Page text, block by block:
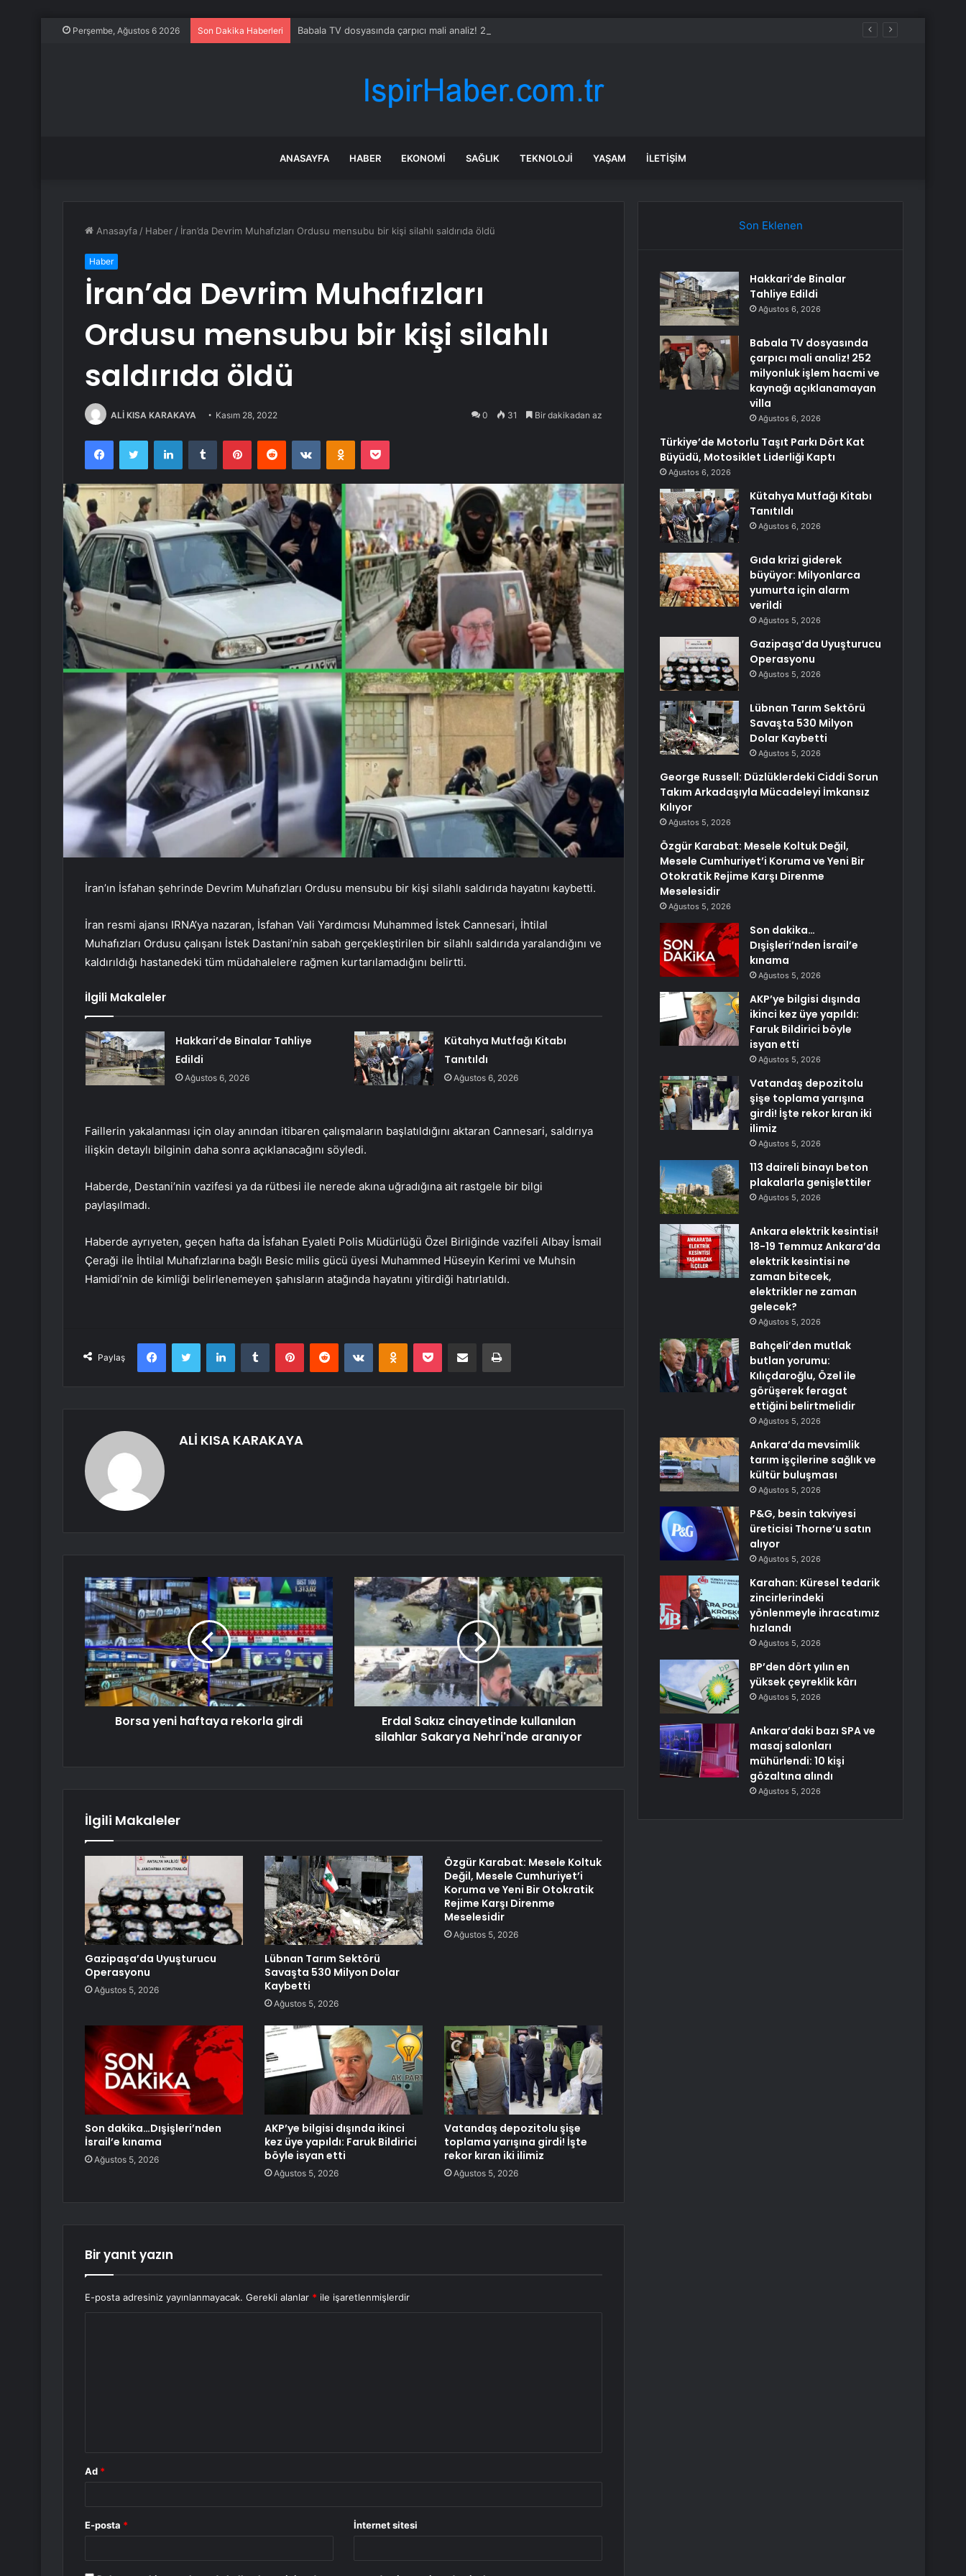
Perşembe, Ağustos 6 2026 Son Dakika Haberleri Babala TV dosyasında çarpıcı mali analiz! 252 milyonluk işlem hacmi ve kaynağı açıklanamayan villa
ANASAYFA HABER EKONOMI SAĞLIK TEKNOLOJI YAŞAM İLETIŞIM
Anasayfa / Haber / İran’da Devrim Muhafızları Ordusu mensubu bir kişi silahlı saldırıda öldü
Haber
İran’da Devrim Muhafızları
Ordusu mensubu bir kişi silahlı
saldırıda öldü
ALİ KISA KARAKAYA Kasım 28, 2022 0 31 Bir dakikadan az
FacebookTwitter LinkedInTumblr PinterestReddit VKontakteOdnoklassniki
Pocket
İran’ın İsfahan şehrinde Devrim Muhafızları Ordusu mensubu bir kişi silahlı saldırıda hayatını kaybetti.
İran resmi ajansı IRNA’ya nazaran, İsfahan Vali Yardımcısı Muhammed İstek Cannesari, İhtilal
Muhafızları Ordusu çalışanı İstek Dastani’nin sabah gerçekleştirilen bir silahlı saldırıda yaralandığını ve
kaldırıldığı hastanedeki tüm müdahalelere rağmen kurtarılamadığını belirtti.
İlgili Makaleler
Hakkari’de Binalar Tahliye
Edildi
Ağustos 6, 2026
Kütahya Mutfağı Kitabı
Tanıtıldı
Ağustos 6, 2026
Faillerin yakalanması için olay anından itibaren çalışmaların başlatıldığını aktaran Cannesari, saldırıya
ilişkin detaylı bilginin daha sonra açıklanacağını söyledi.
Haberde, Destani’nin vazifesi ya da rütbesi ile nerede akına uğradığına ait rastgele bir bilgi
paylaşılmadı.
Haberde ayrıyeten, geçen hafta da İsfahan Eyaleti Polis Müdürlüğü Özel Birliğinde vazifeli Albay İsmail
Çeraği ile İhtilal Muhafızlarına bağlı Besic milis gücü üyesi Muhammed Hüseyin Kerimi ve Muhsin
Hamidi’nin de kimliği belirlenemeyen şahısların atağında hayatını yitirdiği hatırlatıldı.
Paylaş
FacebookTwitter LinkedInTumblr PinterestReddit VKontakteOdnoklassniki
Pocket E-Posta ile paylaş Yazdır
ALİ KISA KARAKAYA
Borsa yeni haftaya rekorla girdi
Erdal Sakız cinayetinde kullanılan
silahlar Sakarya Nehri'nde aranıyor
İlgili Makaleler
Gazipaşa’da Uyuşturucu
Operasyonu
Ağustos 5, 2026
Lübnan Tarım Sektörü
Savaşta 530 Milyon Dolar
Kaybetti
Ağustos 5, 2026
Özgür Karabat: Mesele Koltuk
Değil, Mesele Cumhuriyet’i
Koruma ve Yeni Bir Otokratik
Rejime Karşı Direnme
Meselesidir
Ağustos 5, 2026
Son dakika…Dışişleri’nden
İsrail’e kınama
Ağustos 5, 2026
AKP’ye bilgisi dışında ikinci
kez üye yapıldı: Faruk Bildirici
böyle isyan etti
Ağustos 5, 2026
Vatandaş depozitolu şişe
toplama yarışına girdi! İşte
rekor kıran iki ilimiz
Ağustos 5, 2026
Bir yanıt yazın
E-posta adresiniz yayınlanmayacak. Gerekli alanlar * ile işaretlenmişlerdir
Ad *
E-posta * İnternet sitesi
Son Eklenen
Hakkari’de Binalar
Tahliye Edildi
Ağustos 6, 2026
Babala TV dosyasında
çarpıcı mali analiz! 252
milyonluk işlem hacmi ve
kaynağı açıklanamayan
villa
Ağustos 6, 2026
Türkiye’de Motorlu Taşıt Parkı Dört Kat
Büyüdü, Motosiklet Liderliği Kaptı
Ağustos 6, 2026
Kütahya Mutfağı Kitabı
Tanıtıldı
Ağustos 6, 2026
Gıda krizi giderek
büyüyor: Milyonlarca
yumurta için alarm
verildi
Ağustos 5, 2026
Gazipaşa’da Uyuşturucu
Operasyonu
Ağustos 5, 2026
Lübnan Tarım Sektörü
Savaşta 530 Milyon
Dolar Kaybetti
Ağustos 5, 2026
George Russell: Düzlüklerdeki Ciddi Sorun
Takım Arkadaşıyla Mücadeleyi İmkansız
Kılıyor
Ağustos 5, 2026
Özgür Karabat: Mesele Koltuk Değil,
Mesele Cumhuriyet’i Koruma ve Yeni Bir
Otokratik Rejime Karşı Direnme
Meselesidir
Ağustos 5, 2026
Son dakika…
Dışişleri’nden İsrail’e
kınama
Ağustos 5, 2026
AKP’ye bilgisi dışında
ikinci kez üye yapıldı:
Faruk Bildirici böyle
isyan etti
Ağustos 5, 2026
Vatandaş depozitolu
şişe toplama yarışına
girdi! İşte rekor kıran iki
ilimiz
Ağustos 5, 2026
113 daireli binayı beton
plakalarla genişlettiler
Ağustos 5, 2026
Ankara elektrik kesintisi!
18-19 Temmuz Ankara’da
elektrik kesintisi ne
zaman bitecek,
elektrikler ne zaman
gelecek?
Ağustos 5, 2026
Bahçeli’den mutlak
butlan yorumu:
Kılıçdaroğlu, Özel ile
görüşerek feragat
ettiğini belirtmelidir
Ağustos 5, 2026
Ankara’da mevsimlik
tarım işçilerine sağlık ve
kültür buluşması
Ağustos 5, 2026
P&G, besin takviyesi
üreticisi Thorne’u satın
alıyor
Ağustos 5, 2026
Karahan: Küresel tedarik
zincirlerindeki
yönlenmeyle ihracatımız
hızlandı
Ağustos 5, 2026
BP’den dört yılın en
yüksek çeyreklik kârı
Ağustos 5, 2026
Ankara’daki bazı SPA ve
masaj salonları
mühürlendi: 10 kişi
gözaltına alındı
Ağustos 5, 2026